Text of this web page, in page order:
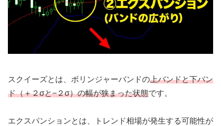
スクイーズとは、ボリンジャーバンドの上バンドと下バン
ド（＋２σと−２σ）の幅が狭まった状態です。
エクスパンションとは、トレンド相場が発生する可能性が